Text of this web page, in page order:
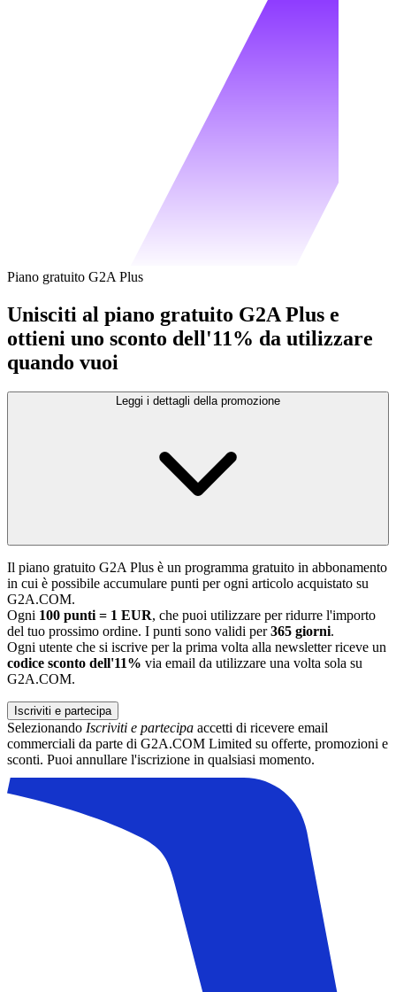
Piano gratuito G2A Plus
Unisciti al piano gratuito G2A Plus e
ottieni uno sconto dell'11% da utilizzare
quando vuoi
Leggi i dettagli della promozione
Il piano gratuito G2A Plus è un programma gratuito in abbonamento
in cui è possibile accumulare punti per ogni articolo acquistato su
G2A.COM.
Ogni 100 punti = 1 EUR, che puoi utilizzare per ridurre l'importo
del tuo prossimo ordine. I punti sono validi per365 giorni.
Ogni utente che si iscrive per la prima volta alla newsletter riceve un
codice sconto dell'11% via email da utilizzare una volta sola su
G2A.COM.
Iscriviti e partecipa
Selezionando Iscriviti e partecipa accetti di ricevere email
commerciali da parte di G2A.COM Limited su offerte, promozioni e
sconti. Puoi annullare l'iscrizione in qualsiasi momento.